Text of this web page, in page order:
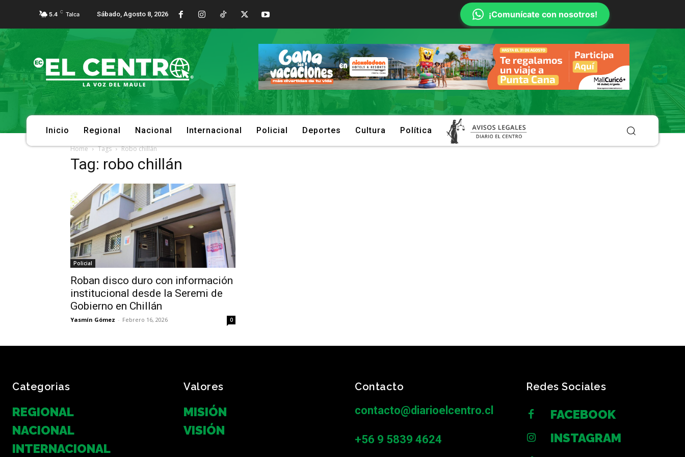
5.4 C Talca Sábado, Agosto 8, 2026 ¡Comunícate con nosotros!
Inicio Regional Nacional Internacional Policial Deportes Cultura Política
Home Tags Robo chillán
Tag: robo chillán
Policial
Roban disco duro con información
institucional desde la Seremi de
Gobierno en Chillán
Yasmín Gómez - Febrero 16, 2026 0
Categorias
REGIONAL
NACIONAL
INTERNACIONAL
Valores
MISIÓN
VISIÓN
Contacto
contacto@diarioelcentro.cl
+56 9 5839 4624
Redes Sociales
FACEBOOK
INSTAGRAM